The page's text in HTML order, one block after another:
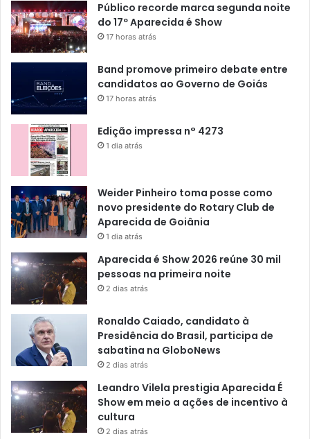
Público recorde marca segunda noite
do 17º Aparecida é Show
17 horas atrás
Band promove primeiro debate entre
candidatos ao Governo de Goiás
17 horas atrás
Edição impressa n° 4273
1 dia atrás
Weider Pinheiro toma posse como
novo presidente do Rotary Club de
Aparecida de Goiânia
1 dia atrás
Aparecida é Show 2026 reúne 30 mil
pessoas na primeira noite
2 dias atrás
Ronaldo Caiado, candidato à
Presidência do Brasil, participa de
sabatina na GloboNews
2 dias atrás
Leandro Vilela prestigia Aparecida É
Show em meio a ações de incentivo à
cultura
2 dias atrás